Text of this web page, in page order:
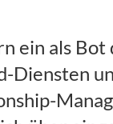
ein als